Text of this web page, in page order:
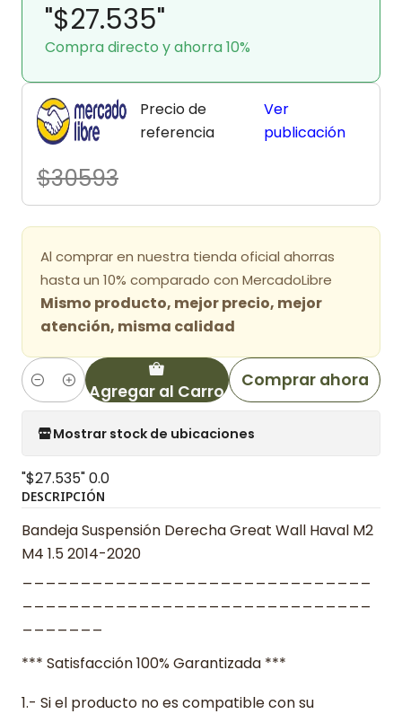
"$27.535"
Compra directo y ahorra 10%
Precio de
referencia
$30593
Ver
publicación
Al comprar en nuestra tienda oficial ahorras
hasta un 10% comparado con MercadoLibre
Mismo producto, mejor precio, mejor
atención, misma calidad
Cantidad Agregar al Carro
Comprar ahora
Mostrar stock de ubicaciones
"$27.535"0.0
DESCRIPCIÓN
Bandeja Suspensión Derecha Great Wall Haval M2
M4 1.5 2014-2020
*** Satisfacción 100% Garantizada ***
1.- Si el producto no es compatible con su